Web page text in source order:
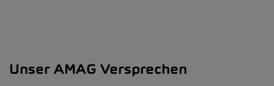
Unser AMAG Versprechen